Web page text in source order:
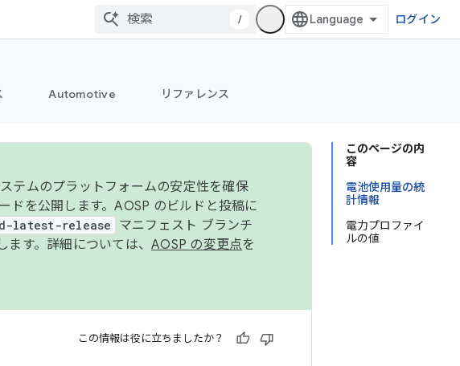
/ ログイン
Automotive リファレンス
このページの内
容
電池使用量の統
計情報
電力プロファイ
ルの値
テムのプラットフォームの安定性を確保
ドを公開します。AOSP のビルドと投稿に
latest-release
マニフェスト ブランチ
す。詳細については、 AOSP の変更点を
この情報は役に立ちましたか？